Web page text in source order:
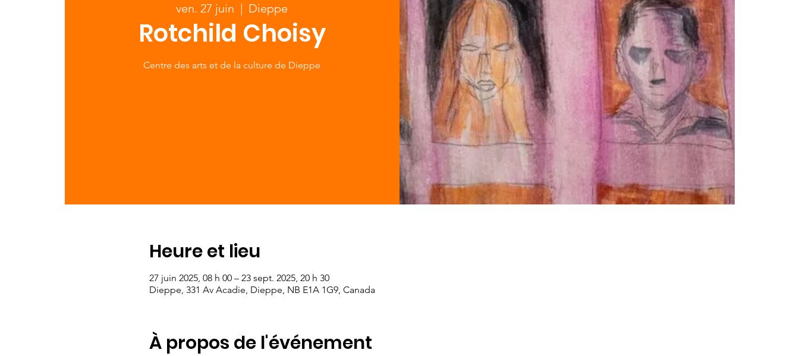
ven. 27 juin
  |
Dieppe
Rotchild Choisy
Centre des arts et de la culture de Dieppe
Heure et lieu
27 juin 2025, 08 h 00 – 23 sept. 2025, 20 h 30
Dieppe, 331 Av Acadie, Dieppe, NB E1A 1G9, Canada
À propos de l'événement